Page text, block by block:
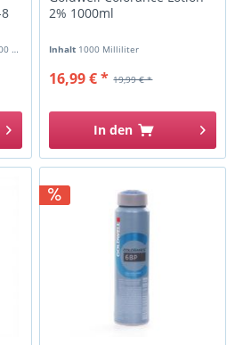
2% 1000ml
Inhalt 1000 Milliliter
19,99 € *
16,99 € *
In den